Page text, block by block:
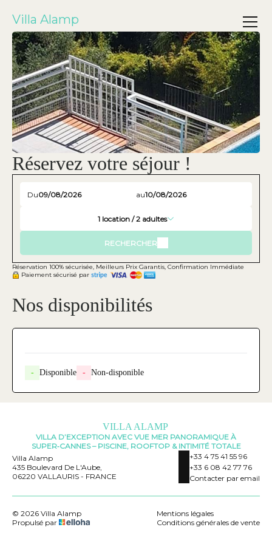
Villa Alamp
Réservez votre séjour !
Du au
1 location /2 adultes
RECHERCHER
Réservation 100% sécurisée, Meilleurs Prix Garantis, Confirmation Immédiate
Paiement sécurisé par
Nos disponibilités
- Disponible - Non-disponible
VILLA ALAMP
VILLA D’EXCEPTION AVEC VUE MER PANORAMIQUE À
SUPER‑CANNES – PISCINE, ROOFTOP & INTIMITÉ TOTALE
Villa Alamp
435 Boulevard De L'Aube,
06220 VALLAURIS - FRANCE
+33 4 75 41 55 96
+33 6 08 42 77 76
Contacter par email
© 2026 Villa Alamp
Propulsé par
Mentions légales
Conditions générales de vente